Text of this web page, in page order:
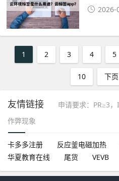
2026-
1 2 3 4 5
10 下页
友情链接
申请要求：PR≥3
作弊现象
卡多多注册 反应釜电磁加热
华夏教育在线
尾货 VEVB